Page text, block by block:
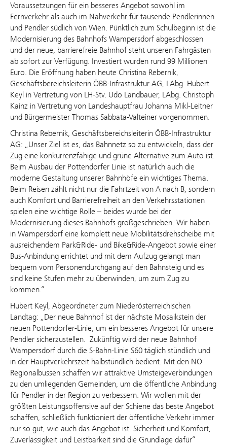
Voraussetzungen für ein besseres Angebot sowohl im
Fernverkehr als auch im Nahverkehr für tausende Pendlerinnen
und Pendler südlich von Wien. Pünktlich zum Schulbeginn ist die
Modernisierung des Bahnhofs Wampersdorf abgeschlossen
und der neue, barrierefreie Bahnhof steht unseren Fahrgästen
ab sofort zur Verfügung. Investiert wurden rund 99 Millionen
Euro. Die Eröffnung haben heute Christina Rebernik,
Geschäftsbereichsleiterin ÖBB-Infrastruktur AG, LAbg. Hubert
Keyl in Vertretung von LH-Stv. Udo Landbauer, LAbg. Christoph
Kainz in Vertretung von Landeshauptfrau Johanna Mikl-Leitner
und Bürgermeister Thomas Sabbata-Valteiner vorgenommen.
Christina Rebernik, Geschäftsbereichsleiterin ÖBB-Infrastruktur
AG: „Unser Ziel ist es, das Bahnnetz so zu entwickeln, dass der
Zug eine konkurrenzfähige und grüne Alternative zum Auto ist.
Beim Ausbau der Pottendorfer Linie ist natürlich auch die
moderne Gestaltung unserer Bahnhöfe ein wichtiges Thema.
Beim Reisen zählt nicht nur die Fahrtzeit von A nach B, sondern
auch Komfort und Barrierefreiheit an den Verkehrsstationen
spielen eine wichtige Rolle – beides wurde bei der
Modernisierung dieses Bahnhofs großgeschrieben. Wir haben
in Wampersdorf eine komplett neue Mobilitätsdrehscheibe mit
ausreichendem Park&Ride- und Bike&Ride-Angebot sowie einer
Bus-Anbindung errichtet und mit dem Aufzug gelangt man
bequem vom Personendurchgang auf den Bahnsteig und es
sind keine Stufen mehr zu überwinden, um zum Zug zu
kommen.“
Hubert Keyl, Abgeordneter zum Niederösterreichischen
Landtag: „Der neue Bahnhof ist der nächste Mosaikstein der
neuen Pottendorfer-Linie, um ein besseres Angebot für unsere
Pendler sicherzustellen. Zukünftig wird der neue Bahnhof
Wampersdorf durch die S-Bahn-Linie S60 täglich stündlich und
in der Hauptverkehrszeit halbstündlich bedient. Mit den NÖ
Regionalbussen schaffen wir attraktive Umsteigeverbindungen
zu den umliegenden Gemeinden, um die öffentliche Anbindung
für Pendler in der Region zu verbessern. Wir wollen mit der
größten Leistungsoffensive auf der Schiene das beste Angebot
schaffen, schließlich funktioniert der öffentliche Verkehr immer
nur so gut, wie auch das Angebot ist. Sicherheit und Komfort,
Zuverlässigkeit und Leistbarkeit sind die Grundlage dafür“